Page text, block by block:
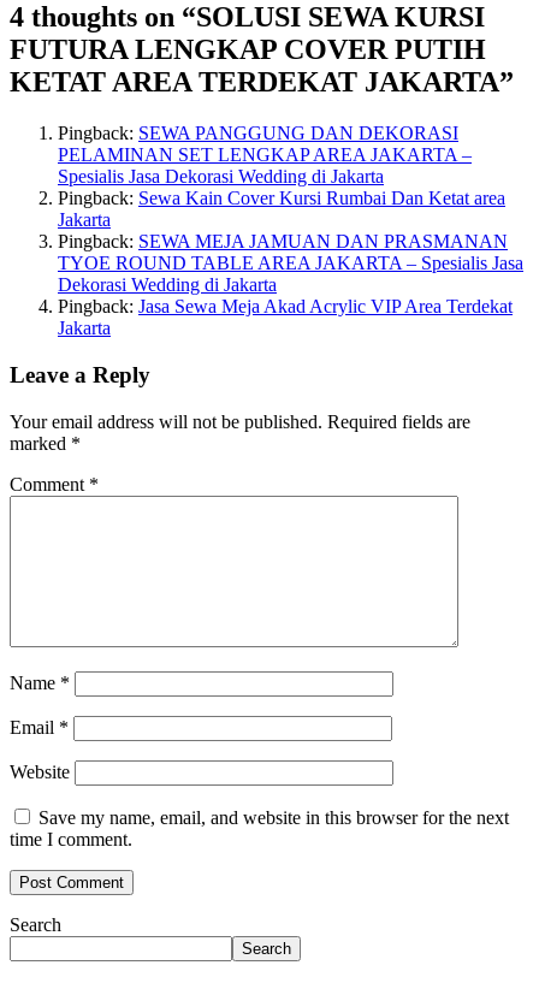
4 thoughts on “SOLUSI SEWA KURSI
FUTURA LENGKAP COVER PUTIH
KETAT AREA TERDEKAT JAKARTA”
Pingback: SEWA PANGGUNG DAN DEKORASI
PELAMINAN SET LENGKAP AREA JAKARTA –
Spesialis Jasa Dekorasi Wedding di Jakarta
Pingback: Sewa Kain Cover Kursi Rumbai Dan Ketat area
Jakarta
Pingback: SEWA MEJA JAMUAN DAN PRASMANAN
TYOE ROUND TABLE AREA JAKARTA – Spesialis Jasa
Dekorasi Wedding di Jakarta
Pingback: Jasa Sewa Meja Akad Acrylic VIP Area Terdekat
Jakarta
Leave a Reply
Your email address will not be published. Required fields are
marked *
Comment *
Name *
Email *
Website
Save my name, email, and website in this browser for the next
time I comment.
Search
Search